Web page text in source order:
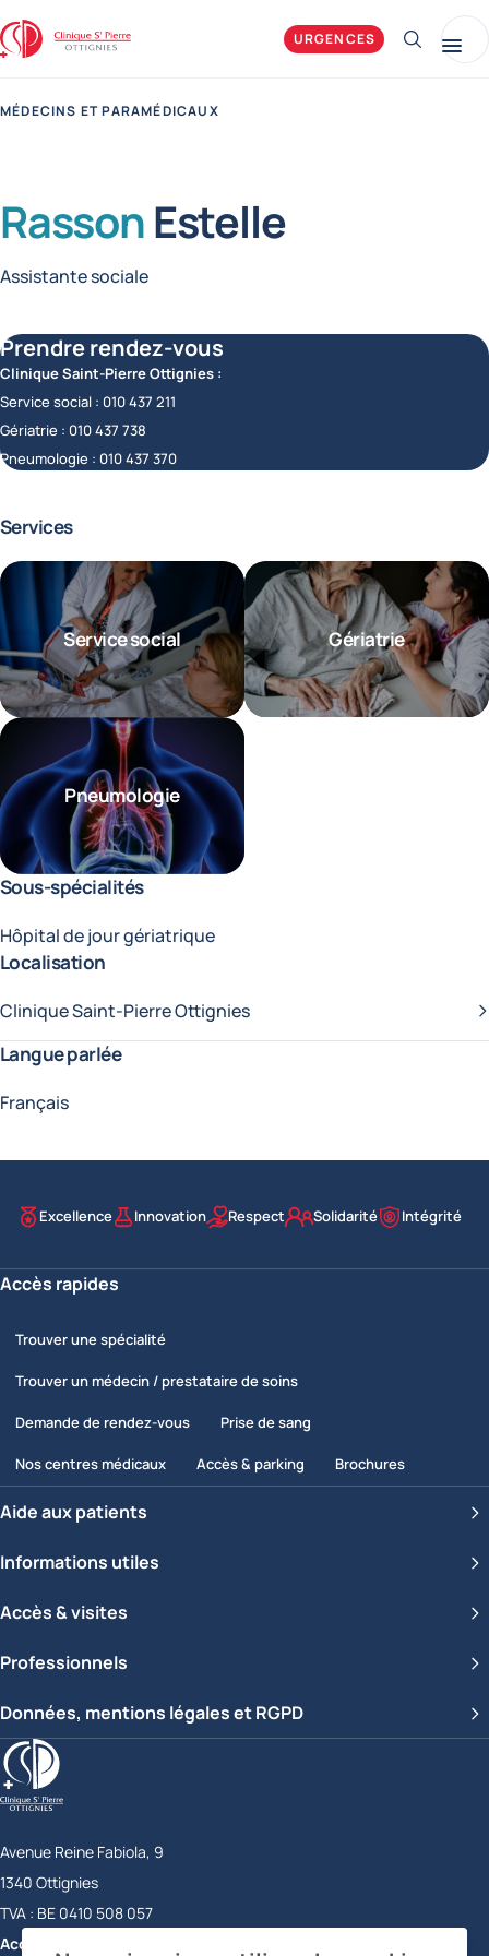
Clinique Saint-Pierre Ottignies URGENCES Afficher
MÉDECINS ET PARAMÉDICAUX
RassonEstelle
Fonctions
Assistante sociale
Prendre rendez-vous
Clinique Saint-Pierre Ottignies :
Service social : 010 437 211
Gériatrie : 010 437 738
Pneumologie : 010 437 370
Services
Service social Gériatrie
Pneumologie
Sous-spécialités
Hôpital de jour gériatrique
Localisation
Clinique Saint-Pierre Ottignies
Langue parlée
Français
Nos valeurs
Excellence Innovation Respect Solidarité Intégrité
Accès rapides
Trouver une spécialité
Trouver un médecin / prestataire de soins
Demande de rendez-vous Prise de sang
Nos centres médicaux Accès & parking Brochures
Aide aux patients
Informations utiles
Accès & visites
Professionnels
Données, mentions légales et RGPD
Clinique Saint-Pierre Ottignies
Avenue Reine Fabiola, 9
1340 Ottignies
Belgique
TVA : BE 0410 508 057
Accueil